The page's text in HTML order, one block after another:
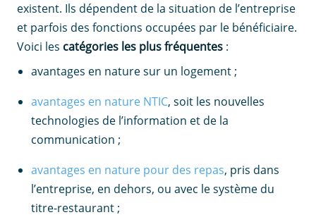
existent. Ils dépendent de la situation de l’entreprise
et parfois des fonctions occupées par le bénéficiaire.
Voici les catégories les plus fréquentes :
avantages en nature sur un logement ;
avantages en nature NTIC, soit les nouvelles
technologies de l’information et de la
communication ;
avantages en nature pour des repas, pris dans
l’entreprise, en dehors, ou avec le système du
titre-restaurant ;